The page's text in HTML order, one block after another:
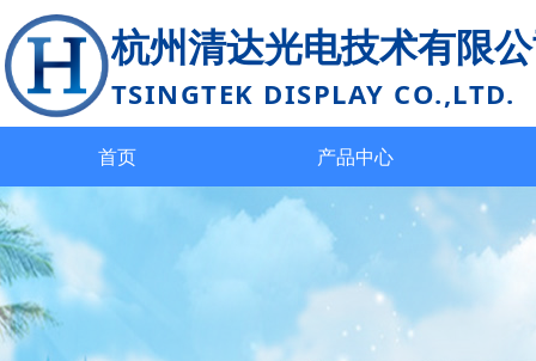
杭州清达光电技术有限
TSINGTEK DISPLAY CO.,LTD.
首页 产品中心